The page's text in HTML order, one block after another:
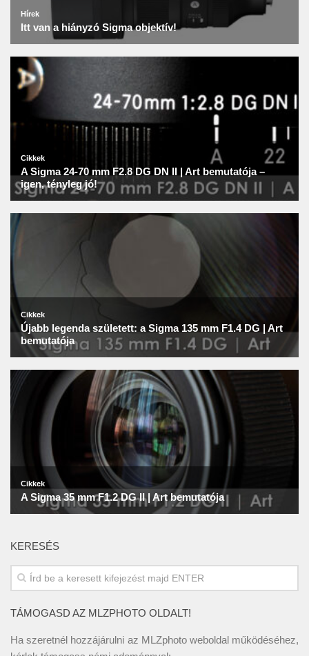
KERESÉS
TÁMOGASD AZ MLZPHOTO OLDALT!
Ha szeretnél hozzájárulni az MLZphoto weboldal működéséhez,